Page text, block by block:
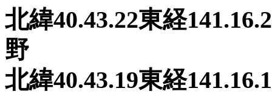
北緯40.43.22東経
野
北緯40.43.19東経